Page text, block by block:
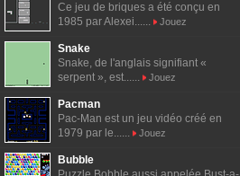
Ce jeu de briques a été conçu en
1985 par Alexei......
Jouez
Snake
Snake, de l'anglais signifiant «
serpent », est......
Jouez
Pacman
Pac-Man est un jeu vidéo créé en
1979 par le......
Jouez
Bubble